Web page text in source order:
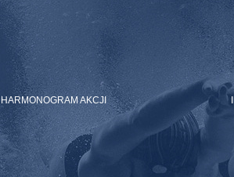
HARMONOGRAM AKCJI